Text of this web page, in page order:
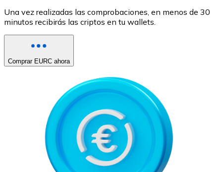
Una vez realizadas las comprobaciones, en menos de 30
minutos recibirás las criptos en tu wallets.
Comprar EURC ahora